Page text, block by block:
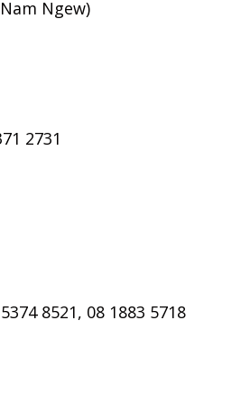
Ngew)
2731
8521, 08 1883 5718